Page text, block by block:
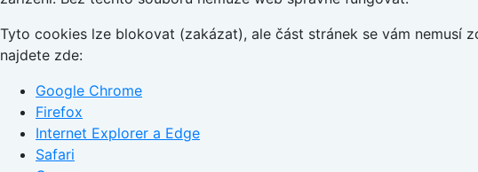
Tyto cookies lze blokovat (zakázat), ale část stránek se vám nemusí
najdete zde:
Google Chrome
Firefox
Internet Explorer a Edge
Safari